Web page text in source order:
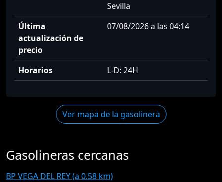
Sevilla
Última
actualización de
precio
07/08/2026 a las 04:14
Horarios L-D: 24H
Ver mapa de la gasolinera
Gasolineras cercanas
BP VEGA DEL REY (a 0.58 km)